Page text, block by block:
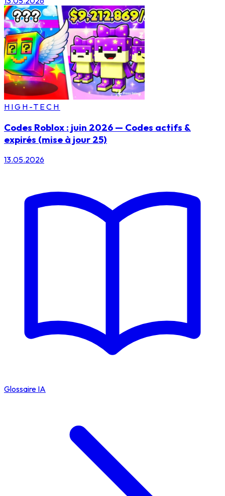
HIGH-TECH
Codes Roblox : juin 2026 — Codes actifs &
expirés (mise à jour 25)
13.05.2026
Glossaire IA